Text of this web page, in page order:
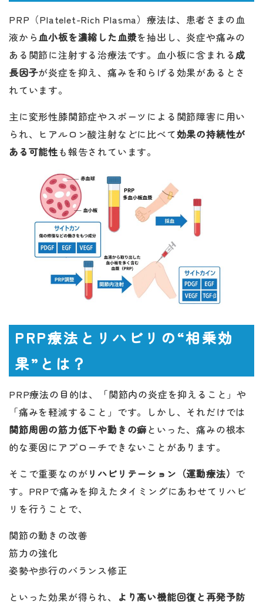
PRP（Platelet-Rich Plasma）療法は、患者さまの血
液から血小板を濃縮した血漿を抽出し、炎症や痛みの
ある関節に注射する治療法です。血小板に含まれる成
長因子が炎症を抑え、痛みを和らげる効果があるとさ
れています。
主に変形性膝関節症やスポーツによる関節障害に用い
られ、ヒアルロン酸注射などに比べて効果の持続性が
ある可能性も報告されています。
PRP療法とリハビリの“相乗効
果”とは？
PRP療法の目的は、「関節内の炎症を抑えること」や
「痛みを軽減すること」です。しかし、それだけでは
関節周囲の筋力低下や動きの癖といった、痛みの根本
的な要因にアプローチできないことがあります。
そこで重要なのがリハビリテーション（運動療法） で
す。PRPで痛みを抑えたタイミングにあわせてリハビ
リを行うことで、
関節の動きの改善
筋力の強化
姿勢や歩行のバランス修正
といった効果が得られ、
より高い機能回復と再発予防